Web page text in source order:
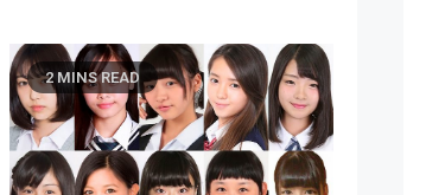
2 MINS READ